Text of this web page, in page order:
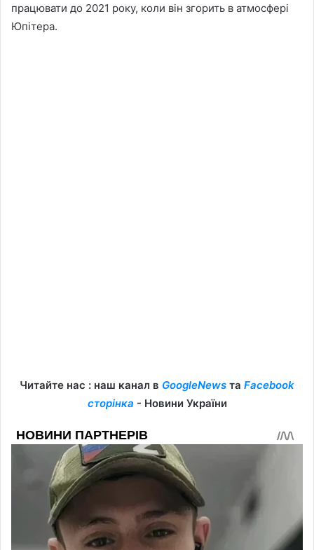
працювати до 2021 року, коли він згорить в атмосфері
Юпітера.
Читайте нас : наш канал в GoogleNews та Facebook
сторінка - Новини України